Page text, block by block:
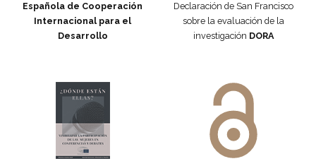
Española de Cooperación
Internacional para el
Desarrollo
Declaración de San Francisco
sobre la evaluación de la
investigación DORA